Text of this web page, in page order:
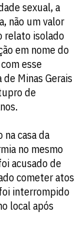
sexual, a
não um valor
relato isolado
em nome do
esse
Minas Gerais
de
casa da
no mesmo
acusado de
cometer atos
interrompido
local após